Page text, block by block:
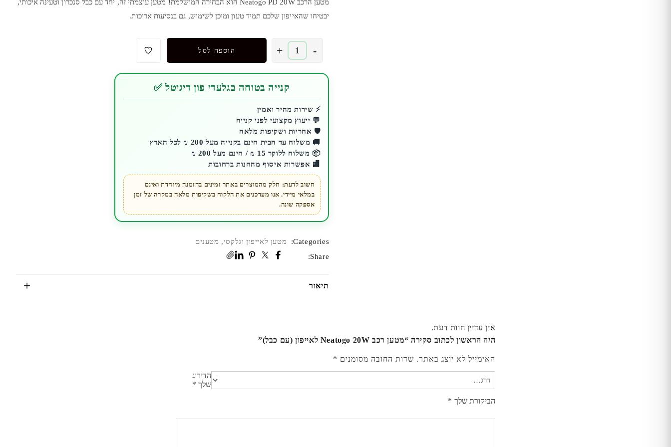
מטען הרכב Neatogo PD 20W הוא הבחירה המושלמת! מטען עוצמתי זה, יחד עם כבל סנכרון וטעינה איכותי,
יבטיחו שהאייפון שלכם תמיד טעון ומוכן לשימוש, גם בנסיעות ארוכות.
-
כמות
של
מטען
20W
לאייפון
(עם
כבל)
+ הוספה לסל
קנייה בטוחה בגלעדי פון דיגיטל ✅
⚡ שירות מהיר ואמין
💬 ייעוץ מקצועי לפני קנייה
🛡️ אחריות ושקיפות מלאה
🚚 משלוח עד הבית חינם בקנייה מעל 200 ₪ לכל הארץ
📦 משלוח ללוקר 15 ₪ / חינם מעל 200 ₪
🏬 אפשרות איסוף מהחנות ברחובות
חשוב לדעת: חלק מהמוצרים באתר זמינים בהזמנה מיוחדת ואינם
במלאי מיידי. אנו מעדכנים את הלקוח בשקיפות מלאה במקרה של זמן
אספקה שונה.
Categories: מטען לאייפון וגלקסי, מטענים
Share:
תיאור
אין עדיין חוות דעת.
היה הראשון לכתוב סקירה “מטען רכב Neatogo 20W לאייפון (עם כבל)”
האימייל לא יוצג באתר. שדות החובה מסומנים *
הדירוג
שלך *
הביקורת שלך *